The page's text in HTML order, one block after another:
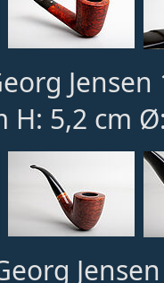
Jensen
H: 5,2 cm